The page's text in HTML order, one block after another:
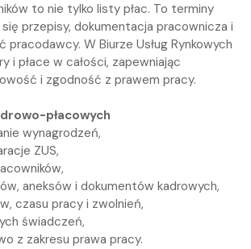
to nie tylko listy płac. To terminy
się przepisy, dokumentacja pracownicza i
pracodawcy. W Biurze Usług Rynkowych
i płace w całości, zapewniając
i zgodność z prawem pracy.
płacowych
wynagrodzeń,
ZUS,
aneksów i dokumentów kadrowych,
czasu pracy i zwolnień,
świadczeń,
z zakresu prawa pracy.